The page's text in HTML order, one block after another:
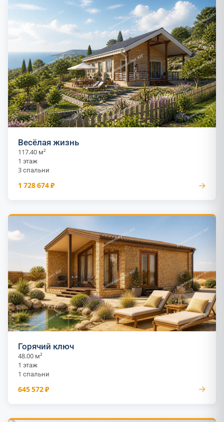
Весёлая жизнь
117.40 м²
1 этаж
3 спальни
1 728 674 ₽ →
Горячий ключ
48.00 м²
1 этаж
1 спальни
645 572 ₽ →